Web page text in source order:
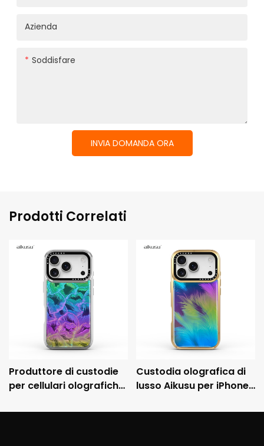
Azienda
Soddisfare
INVIA DOMANDA ORA
Prodotti Correlati
Produttore di custodie
per cellulari olografiche
custodia protettiva
Custodia olografica di
lusso Aikusu per iPhone
galvanizzata e